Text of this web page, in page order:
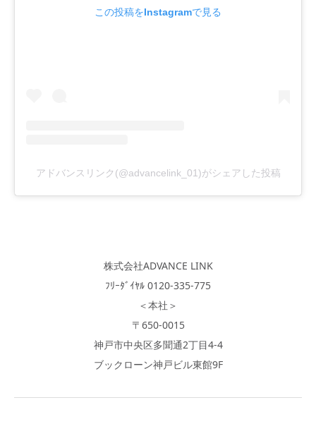
この投稿をInstagramで見る
アドバンスリンク(@advancelink_01)がシェアした投稿
株式会社ADVANCE LINK
ﾌﾘｰﾀﾞｲﾔﾙ 0120-335-775
＜本社＞
〒650-0015
神戸市中央区多聞通2丁目4-4
ブックローン神戸ビル東館9F